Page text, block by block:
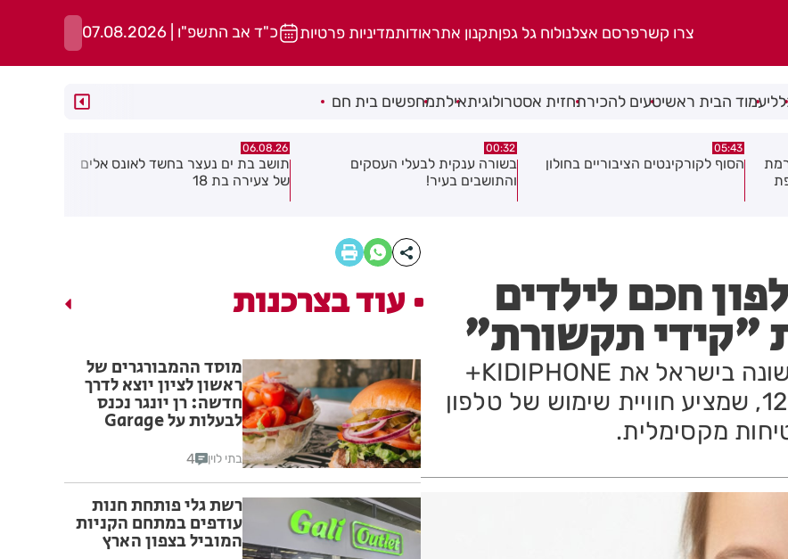
צרו קשרפרסם אצלנולוח גל גפןתקנון אתראודותמדיניות פרטיות כ"ד אב התשפ"ו | 07.08.2026
עמוד הבית ראשיטעים להכירתחזית אסטרולוגיתאילתמחפשים בית חם
00:32
בשורה ענקית לבעלי העסקים
06.08.26
תושב בת ים נעצר בחשד לאונס אלים
של צעירה בת 18
06.08.26
חולון תקבל 2.5 מיליון שקלים
להפחתת זיהום האוויר מתחבורה
חכם לילדים
חברת "קידי תקשורת" משיקה לראשונה בישראל את KIDIPHONE+
טלפון חכם חדש לילדים בגילאי 5–12, שמציע חוויית שימוש של טלפון
מקסימלית.
עוד בצרכנות
מוסד ההמבורגרים של
ראשון לציון יוצא לדרך
חדשה: רן יונגר נכנס
לבעלות על Garage
בתי לוין 4
רשת גלי פותחת חנות
עודפים במתחם הקניות
המוביל בצפון הארץ